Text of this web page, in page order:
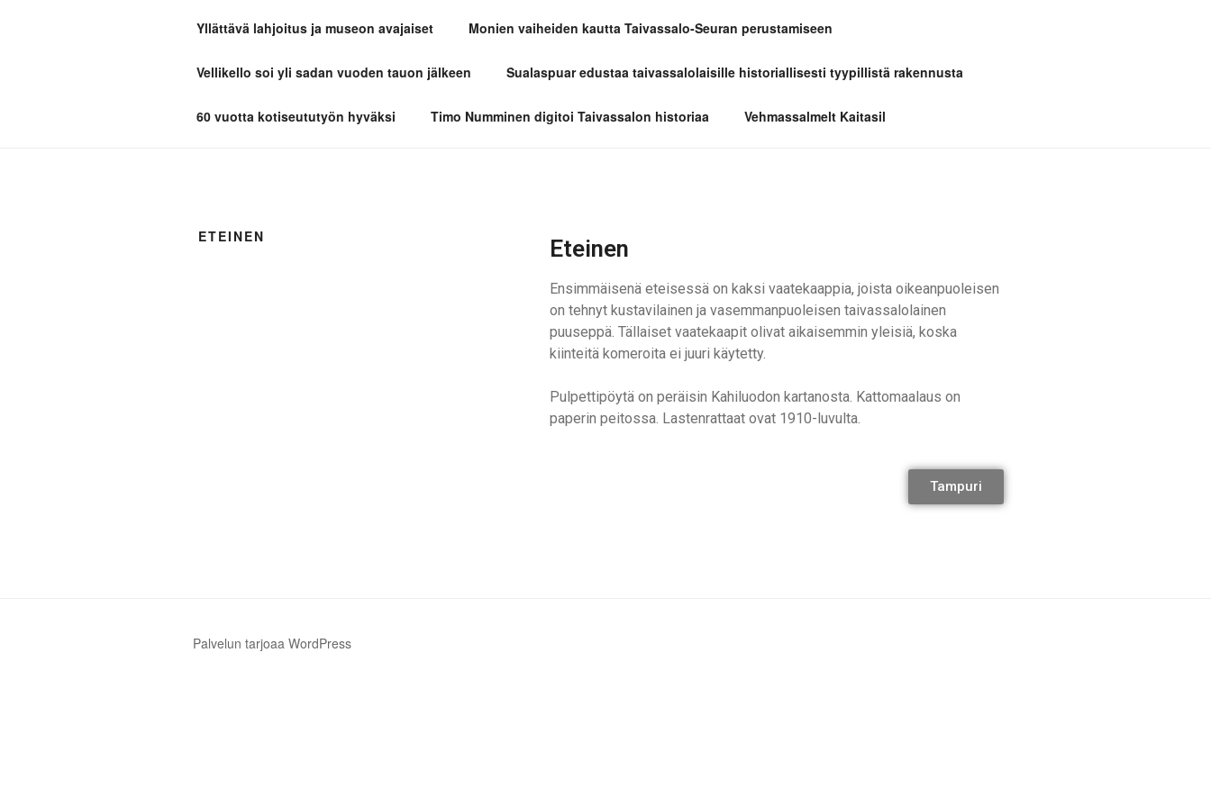
TAIVASSALO-SEURA
Yllättävä lahjoitus ja museon avajaiset Monien vaiheiden kautta Taivassalo-Seuran perustamiseen
Vellikello soi yli sadan vuoden tauon jälkeen Sualaspuar edustaa taivassalolaisille historiallisesti tyypillistä rakennusta
60 vuotta kotiseututyön hyväksi Timo Numminen digitoi Taivassalon historiaa Vehmassalmelt Kaitasil
ETEINEN Eteinen
Ensimmäisenä eteisessä on kaksi vaatekaappia, joista oikeanpuoleisen
on tehnyt kustavilainen ja vasemmanpuoleisen taivassalolainen
puuseppä. Tällaiset vaatekaapit olivat aikaisemmin yleisiä, koska
kiinteitä komeroita ei juuri käytetty.
Pulpettipöytä on peräisin Kahiluodon kartanosta. Kattomaalaus on
paperin peitossa. Lastenrattaat ovat 1910-luvulta.
Tampuri
Palvelun tarjoaa WordPress